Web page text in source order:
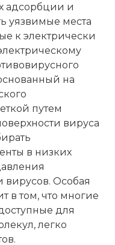
адсорбции и
уязвимые места
к электрически
на
путем
вируса
в низких
вирусов. Особая
в том, что многие
для
легко